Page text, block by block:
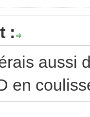
:
aussi
en